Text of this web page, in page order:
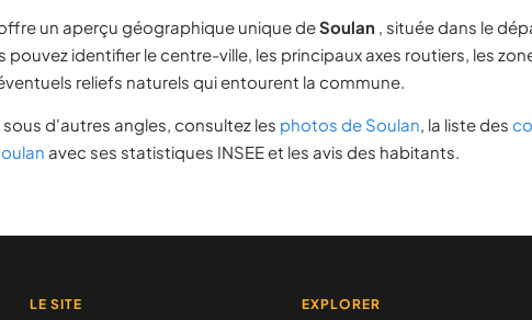
un aperçu géographique unique deSoulan , située dans le
pouvez identifier le centre-ville, les principaux axes routiers, les
reliefs naturels qui entourent la commune.
sous d'autres angles, consultez les photos de Soulan, la liste des
avec ses statistiques INSEE et les avis des habitants.
LE SITE EXPLORER